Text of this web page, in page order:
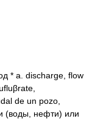
a. discharge, flow
de un pozo,
(воды, нефти) или